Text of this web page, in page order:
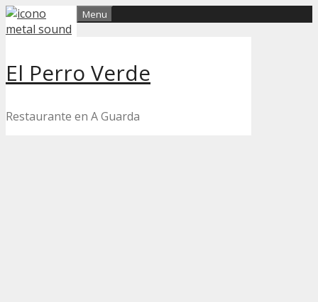
Skip
to
El Perro Verde
Restaurante en A Guarda
Menu